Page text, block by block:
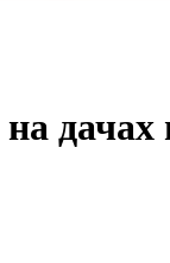
дачах